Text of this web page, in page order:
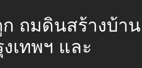
ถมดินสร้างบ้าน
เทพฯ และ